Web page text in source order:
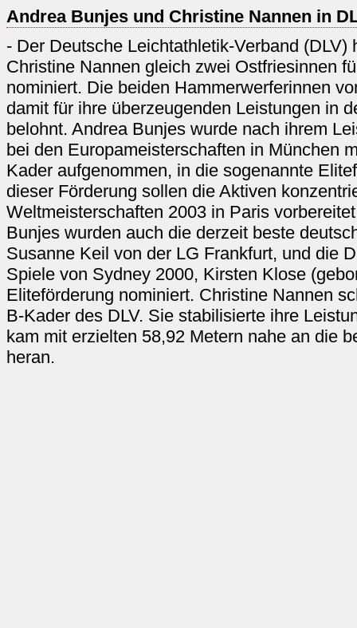
Andrea Bunjes und Christine Nannen in
- Der Deutsche Leichtathletik-Verband (DLV)
Christine Nannen gleich zwei Ostfriesinnen
nominiert. Die beiden Hammerwerferinnen
damit für ihre überzeugenden Leistungen in
belohnt. Andrea Bunjes wurde nach ihrem
bei den Europameisterschaften in München
Kader aufgenommen, in die sogenannte
dieser Förderung sollen die Aktiven
Weltmeisterschaften 2003 in Paris
Bunjes wurden auch die derzeit beste
Susanne Keil von der LG Frankfurt, und die
Spiele von Sydney 2000, Kirsten Klose
Eliteförderung nominiert. Christine Nannen
B-Kader des DLV. Sie stabilisierte ihre
kam mit erzielten 58,92 Metern nahe an die
heran.